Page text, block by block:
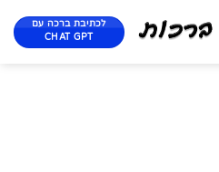
לכתיבת ברכה עם
CHAT GPT